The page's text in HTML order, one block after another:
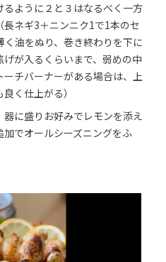
ように２と３はなるべく一方
ネギ3＋ニンニク1で1本のセ
油をぬり、巻き終わりを下に
が入るくらいまで、弱めの中
チバーナーがある場合は、上
く仕上がる）
に盛りお好みでレモンを添え
でオールシーズニングをふ